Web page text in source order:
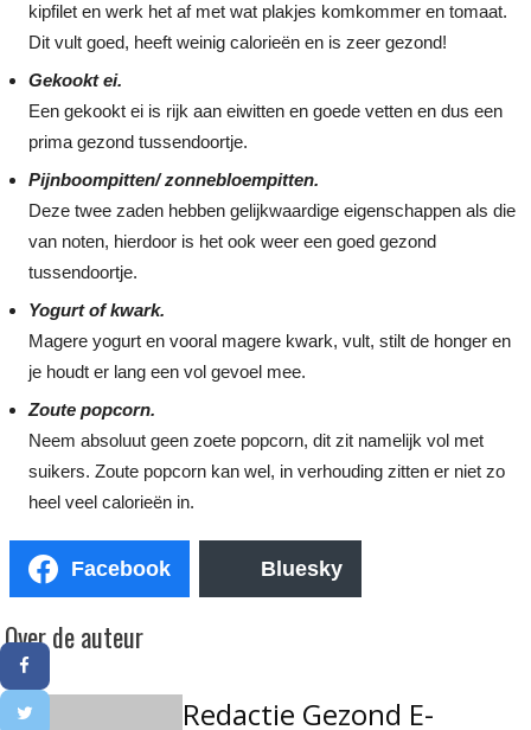
kipfilet en werk het af met wat plakjes komkommer en tomaat.
Dit vult goed, heeft weinig calorieën en is zeer gezond!
Gekookt ei.
Een gekookt ei is rijk aan eiwitten en goede vetten en dus een
prima gezond tussendoortje.
Pijnboompitten/ zonnebloempitten.
Deze twee zaden hebben gelijkwaardige eigenschappen als die
van noten, hierdoor is het ook weer een goed gezond
tussendoortje.
Yogurt of kwark.
Magere yogurt en vooral magere kwark, vult, stilt de honger en
je houdt er lang een vol gevoel mee.
Zoute popcorn.
Neem absoluut geen zoete popcorn, dit zit namelijk vol met
suikers. Zoute popcorn kan wel, in verhouding zitten er niet zo
heel veel calorieën in.
Facebook Bluesky
Over de auteur
Redactie Gezond E-